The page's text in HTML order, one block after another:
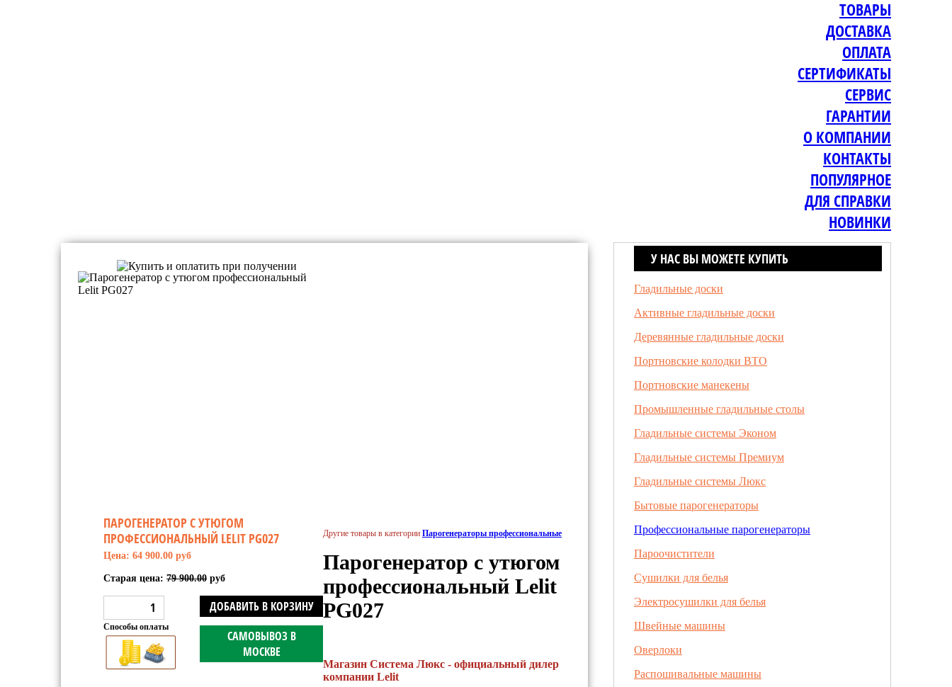
ТОВАРЫ
ДОСТАВКА
ОПЛАТА
СЕРТИФИКАТЫ
СЕРВИС
ГАРАНТИИ
О КОМПАНИИ
КОНТАКТЫ
ПОПУЛЯРНОЕ
ДЛЯ СПРАВКИ
НОВИНКИ
ПАРОГЕНЕРАТОР С УТЮГОМ
ПРОФЕССИОНАЛЬНЫЙ LELIT PG027
Цена: 64 900.00 руб
Старая цена: 79 900.00 руб
ДОБАВИТЬ В КОРЗИНУ
САМОВЫВОЗ В
МОСКВЕ
Способы оплаты
Другие товары в категории Парогенераторы профессиональные
Парогенератор с утюгом
профессиональный Lelit
PG027
Магазин Система Люкс - официальный дилер
компании Lelit
У НАС ВЫ МОЖЕТЕ КУПИТЬ
Гладильные доски
Активные гладильные доски
Деревянные гладильные доски
Портновские колодки ВТО
Портновские манекены
Промышленные гладильные столы
Гладильные системы Эконом
Гладильные системы Премиум
Гладильные системы Люкс
Бытовые парогенераторы
Профессиональные парогенераторы
Пароочистители
Сушилки для белья
Электросушилки для белья
Швейные машины
Оверлоки
Распошивальные машины